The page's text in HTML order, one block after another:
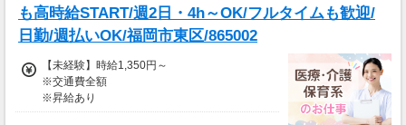
も高時給START/週2日・4h～OK/フルタイムも歓迎/
日勤/週払いOK/福岡市東区/865002
【未経験】時給1,350円～
※交通費全額
※昇給あり